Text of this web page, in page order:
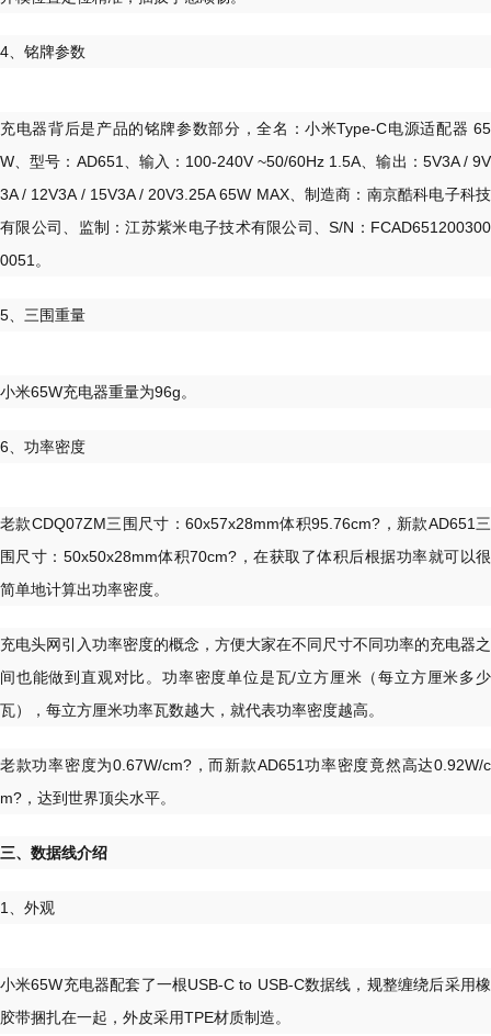
4、铭牌参数
充电器背后是产品的铭牌参数部分，全名：小米Type-C电源适配器 65
W、型号：AD651、输入：100-240V ~50/60Hz 1.5A、输出：5V3A / 9V
3A / 12V3A / 15V3A / 20V3.25A 65W MAX、制造商：南京酷科电子科技
有限公司、监制：江苏紫米电子技术有限公司、S/N：FCAD651200300
0051。
5、三围重量
小米65W充电器重量为96g。
6、功率密度
老款CDQ07ZM三围尺寸：60x57x28mm体积95.76cm?，新款AD651三
围尺寸：50x50x28mm体积70cm?，在获取了体积后根据功率就可以很
简单地计算出功率密度。
充电头网引入功率密度的概念，方便大家在不同尺寸不同功率的充电器之
间也能做到直观对比。功率密度单位是瓦/立方厘米（每立方厘米多少
瓦），每立方厘米功率瓦数越大，就代表功率密度越高。
老款功率密度为0.67W/cm?，而新款AD651功率密度竟然高达0.92W/c
m?，达到世界顶尖水平。
三、数据线介绍
1、外观
小米65W充电器配套了一根USB-C to USB-C数据线，规整缠绕后采用橡
胶带捆扎在一起，外皮采用TPE材质制造。